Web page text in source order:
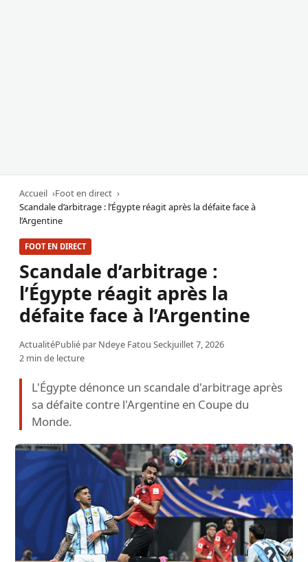
Accueil
Foot en direct
Scandale d’arbitrage : l’Égypte réagit après la défaite face à
l’Argentine
FOOT EN DIRECT
Scandale d’arbitrage :
l’Égypte réagit après la
défaite face à l’Argentine
ActualitéPublié par Ndeye Fatou Seckjuillet 7, 2026
2 min de lecture
L'Égypte dénonce un scandale d'arbitrage après
sa défaite contre l'Argentine en Coupe du
Monde.